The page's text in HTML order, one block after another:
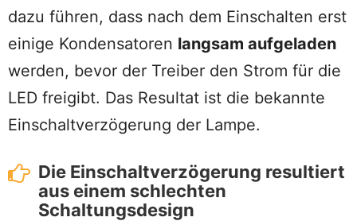
dazu führen, dass nach dem Einschalten erst
einige Kondensatoren langsam aufgeladen
werden, bevor der Treiber den Strom für die
LED freigibt. Das Resultat ist die bekannte
Einschaltverzögerung der Lampe.
Die Einschaltverzögerung resultiert
aus einem schlechten
Schaltungsdesign